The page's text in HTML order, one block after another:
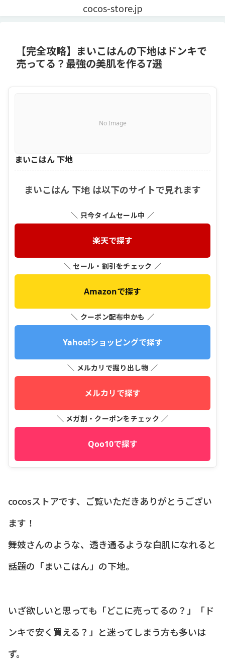
cocos-store.jp
【完全攻略】まいこはんの下地はドンキで
売ってる？最強の美肌を作る7選
No Image
まいこはん 下地
まいこはん 下地 は以下のサイトで見れます
＼ 只今タイムセール中 ／
楽天で探す
＼ セール・割引をチェック ／
Amazonで探す
＼ クーポン配布中かも ／
Yahoo!ショッピングで探す
＼ メルカリで掘り出し物 ／
メルカリで探す
＼ メガ割・クーポンをチェック ／
Qoo10で探す
cocosストアです、ご覧いただきありがとうござい
ます！
舞妓さんのような、透き通るような白肌になれると
話題の「まいこはん」の下地。
いざ欲しいと思っても「どこに売ってるの？」「ド
ンキで安く買える？」と迷ってしまう方も多いは
ず。